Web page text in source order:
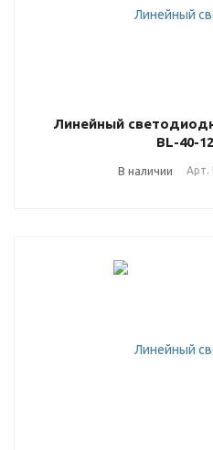
Линейный
BL-40-
В наличии Арт.